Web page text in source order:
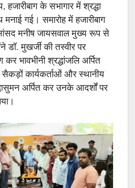
हजारीबाग के सभागार में श्रद्धा
गई। समारोह में हजारीबाग
मनीष जायसवाल मुख्य रूप से
डॉ. मुखर्जी की तस्वीर पर
कर भावभीनी श्रद्धांजलि अर्पित
कार्यकर्ताओं और स्थानीय
अर्पित कर उनके आदर्शों पर